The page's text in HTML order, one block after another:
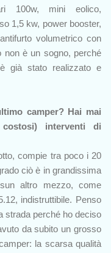
100w, mini eolico,
1,5 kw, power booster,
volumetrico con
non è un sogno, perché
già stato realizzato e
camper? Hai mai
interventi di
compie tra poco i 20
ciò è in grandissima
altro mezzo, come
indistruttibile. Penso
strada perché ho deciso
da subito un grosso
la scarsa qualità